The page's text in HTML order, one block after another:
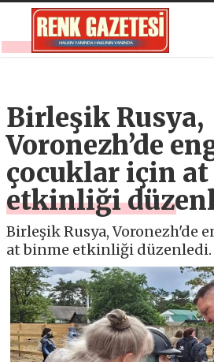
Birleşik Rusya,
Voronezh’de
çocuklar için
etkinliği
Birleşik Rusya, Voronezh'de
at binme etkinliği düzenledi.